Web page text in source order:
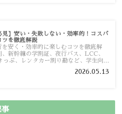
見】安い・失敗しない・効率的！コスパ
ツを徹底解説
を安く・効率的に楽しむコツを徹底解
、新幹線の学割証、夜行バス、LCC、
っぷ、レンタカー割り勘など、学生向け
2026.05.13
事